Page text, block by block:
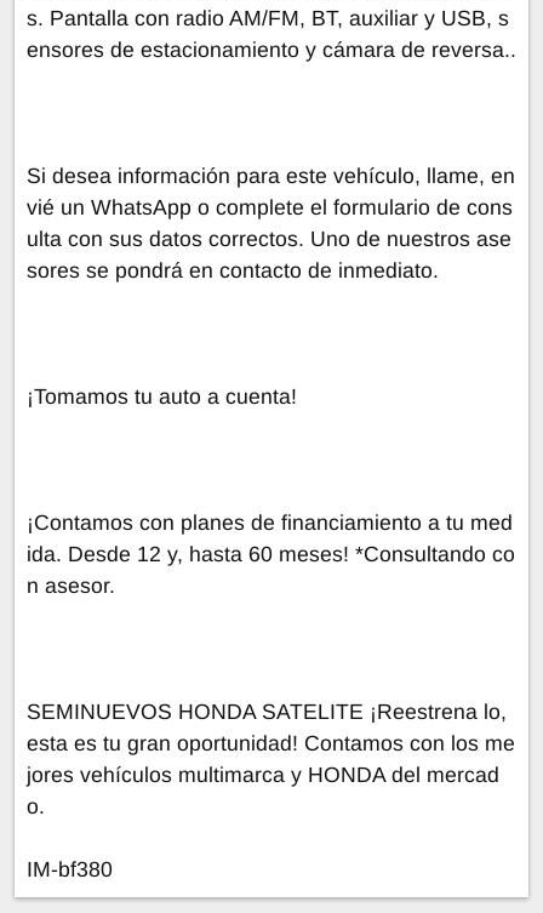
s. Pantalla con radio AM/FM, BT, auxiliar y USB, s
ensores de estacionamiento y cámara de reversa..
Si desea información para este vehículo, llame, en
vié un WhatsApp o complete el formulario de cons
ulta con sus datos correctos. Uno de nuestros ase
sores se pondrá en contacto de inmediato.
¡Tomamos tu auto a cuenta!
¡Contamos con planes de financiamiento a tu med
ida. Desde 12 y, hasta 60 meses! *Consultando co
n asesor.
SEMINUEVOS HONDA SATELITE ¡Reestrena lo,
esta es tu gran oportunidad! Contamos con los me
jores vehículos multimarca y HONDA del mercad
o.
IM-bf380